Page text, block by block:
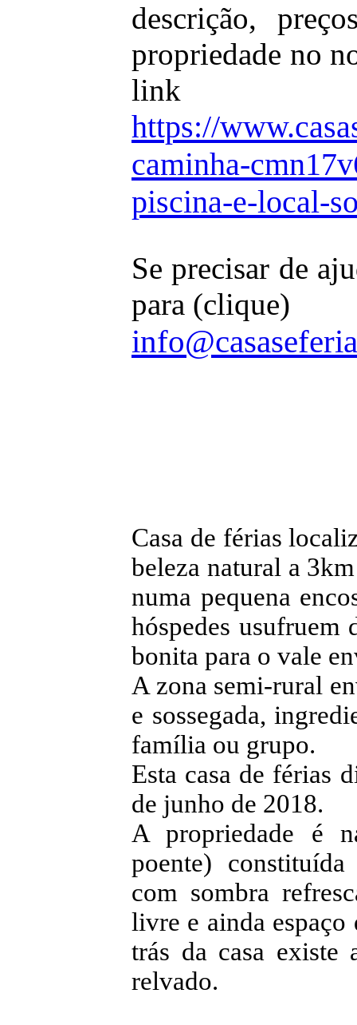
descrição,
propriedade no
link
https://
caminha-
piscina-e-local-
Se precisar de
para (clique)
Casa de férias
beleza natural a
numa pequena
hóspedes usufruem
bonita para o vale
A zona semi-rural
e sossegada,
família ou grupo.
Esta casa de férias
de junho de 2018.
A propriedade é
poente)
com sombra
livre e ainda espaço
trás da casa existe
relvado.